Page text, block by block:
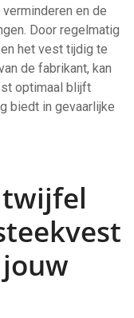
en de
Door regelmatig
het vest tijdig te
de fabrikant, kan
optimaal blijft
biedt in gevaarlijke